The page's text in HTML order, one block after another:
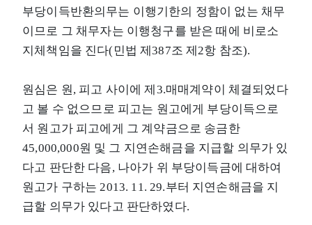
부당이득반환의무는 이행기한의 정함이 없는 채무
이므로 그 채무자는 이행청구를 받은 때에 비로소
지체책임을 진다(민법 제387조 제2항 참조).
원심은 원, 피고 사이에 제3.매매계약이 체결되었다
고 볼 수 없으므로 피고는 원고에게 부당이득으로
서 원고가 피고에게 그 계약금으로 송금한
45,000,000원 및 그 지연손해금을 지급할 의무가 있
다고 판단한 다음, 나아가 위 부당이득금에 대하여
원고가 구하는 2013. 11. 29.부터 지연손해금을 지
급할 의무가 있다고 판단하였다.